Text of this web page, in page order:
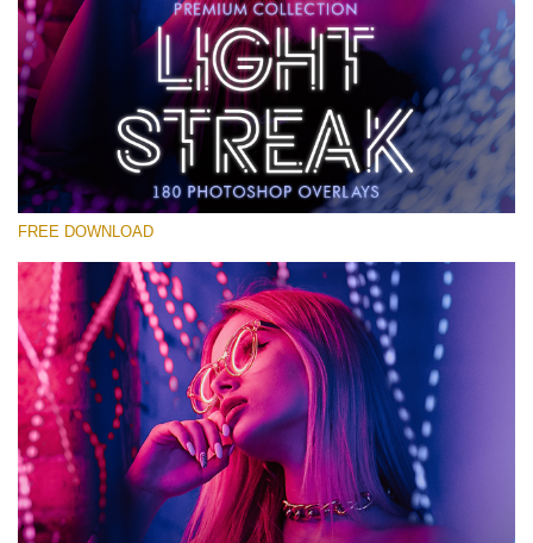
Выберите Вариант
Free Photoshop Overlay #12
Small 800*533px
Light Streak
(180 Overlays)
4 Seasons (411 Overlays)
Large 6000*4000px
Entire Collection
(1783 Overlays)
Large 6000*4000px
Скачать Бесплатно
FREE DOWNLOAD